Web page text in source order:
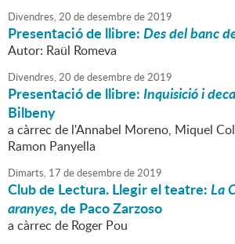
Divendres,20 dedesembrede2019
Presentació de llibre:Des del banc
Autor: Raül Romeva
Divendres,20 dedesembrede2019
Presentació de llibre:Inquisició i
Bilbeny
a càrrec de l'Annabel Moreno, Miquel
Ramon Panyella
Dimarts, 17 dedesembrede2019
Club de Lectura. Llegir el teatre:La
aranyes,de Paco Zarzoso
a càrrec de Roger Pou